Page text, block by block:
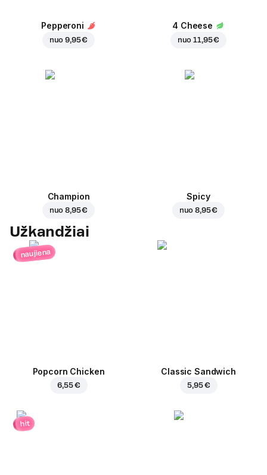
Pepperoni
nuo9,95 €
4 Cheese
nuo11,95 €
Champion
nuo8,95 €
Spicy
nuo8,95 €
Užkandžiai
naujiena
Popcorn Chicken
6,55 €
Classic Sandwich
5,95 €
hit